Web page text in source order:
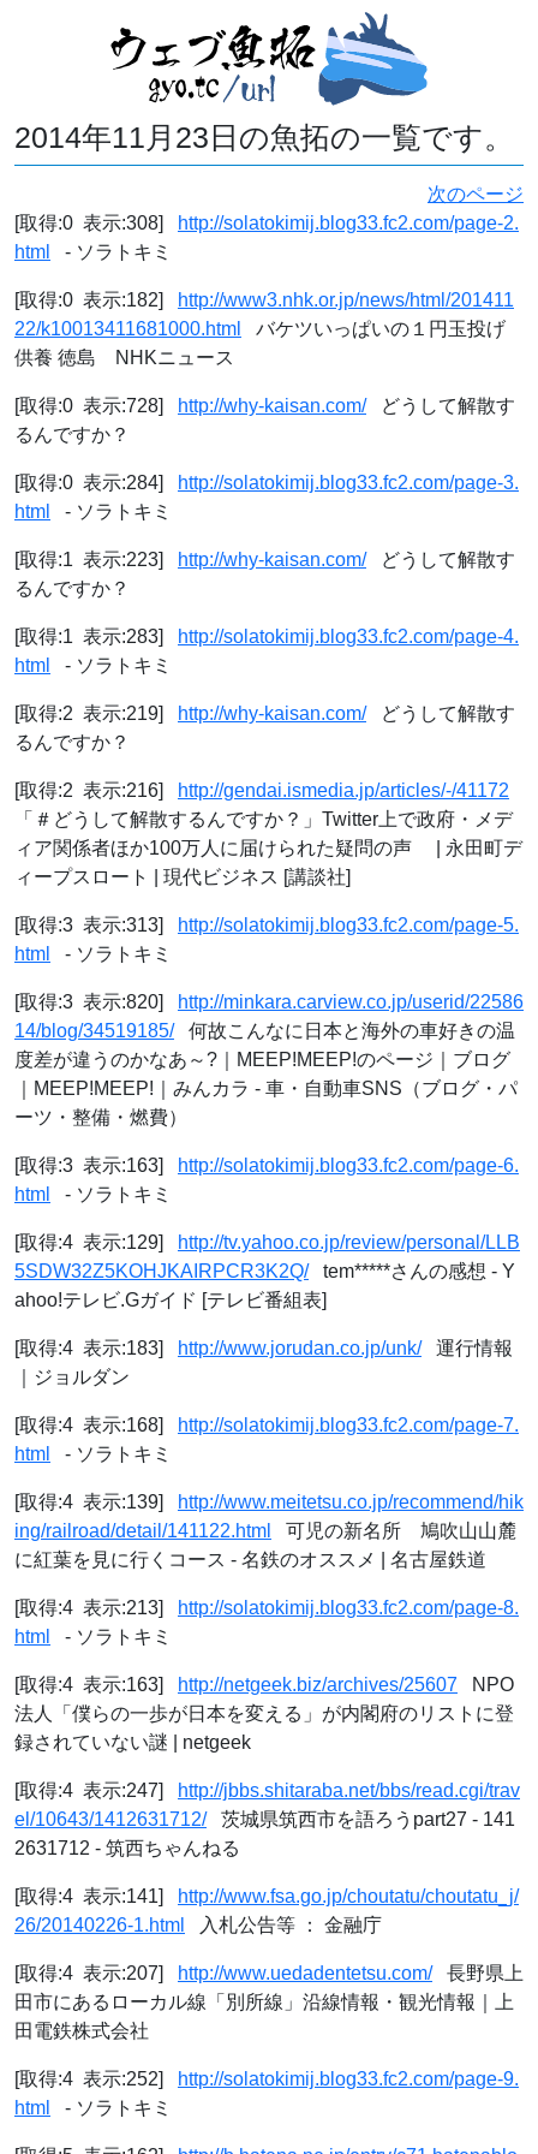
2014年11月23日の魚拓の一覧です。
次のページ
[取得:0 表示:308]
http://solatokimij.blog33.fc2.com/page-2.
html
- ソラトキミ
[取得:0 表示:182]
http://www3.nhk.or.jp/news/html/201411
22/k10013411681000.html
バケツいっぱいの１円玉投げ
供養 徳島 NHKニュース
[取得:0 表示:728] http://why-kaisan.com/どうして解散す
るんですか？
[取得:0 表示:284]
http://solatokimij.blog33.fc2.com/page-3.
html
- ソラトキミ
[取得:1 表示:223] http://why-kaisan.com/どうして解散す
るんですか？
[取得:1 表示:283]
http://solatokimij.blog33.fc2.com/page-4.
html
- ソラトキミ
[取得:2 表示:219] http://why-kaisan.com/どうして解散す
るんですか？
[取得:2 表示:216]
http://gendai.ismedia.jp/articles/-/41172
「＃どうして解散するんですか？」Twitter上で政府・メデ
ィア関係者ほか100万人に届けられた疑問の声 | 永田町デ
ィープスロート | 現代ビジネス [講談社]
[取得:3 表示:313]
http://solatokimij.blog33.fc2.com/page-5.
html
- ソラトキミ
[取得:3 表示:820]
http://minkara.carview.co.jp/userid/22586
14/blog/34519185/何故こんなに日本と海外の車好きの温
度差が違うのかなあ～?｜MEEP!MEEP!のページ｜ブログ
｜MEEP!MEEP!｜みんカラ - 車・自動車SNS（ブログ・パ
ーツ・整備・燃費）
[取得:3 表示:163]
http://solatokimij.blog33.fc2.com/page-6.
html
- ソラトキミ
[取得:4 表示:129]
http://tv.yahoo.co.jp/review/personal/LLB
5SDW32Z5KOHJKAIRPCR3K2Q/tem*****さんの感想 - Y
ahoo!テレビ.Gガイド [テレビ番組表]
[取得:4 表示:183] http://www.jorudan.co.jp/unk/運行情報
｜ジョルダン
[取得:4 表示:168]
http://solatokimij.blog33.fc2.com/page-7.
html
- ソラトキミ
[取得:4 表示:139]
http://www.meitetsu.co.jp/recommend/hik
ing/railroad/detail/141122.html
可児の新名所 鳩吹山山麓
に紅葉を見に行くコース - 名鉄のオススメ | 名古屋鉄道
[取得:4 表示:213]
http://solatokimij.blog33.fc2.com/page-8.
html
- ソラトキミ
[取得:4 表示:163] http://netgeek.biz/archives/25607 NPO
法人「僕らの一歩が日本を変える」が内閣府のリストに登
録されていない謎 | netgeek
[取得:4 表示:247]
http://jbbs.shitaraba.net/bbs/read.cgi/trav
el/10643/1412631712/茨城県筑西市を語ろうpart27 - 141
2631712 - 筑西ちゃんねる
[取得:4 表示:141]
http://www.fsa.go.jp/choutatu/choutatu_j/
26/20140226-1.html
入札公告等 ： 金融庁
[取得:4 表示:207] http://www.uedadentetsu.com/長野県上
田市にあるローカル線「別所線」沿線情報・観光情報｜上
田電鉄株式会社
[取得:4 表示:252]
http://solatokimij.blog33.fc2.com/page-9.
html
- ソラトキミ